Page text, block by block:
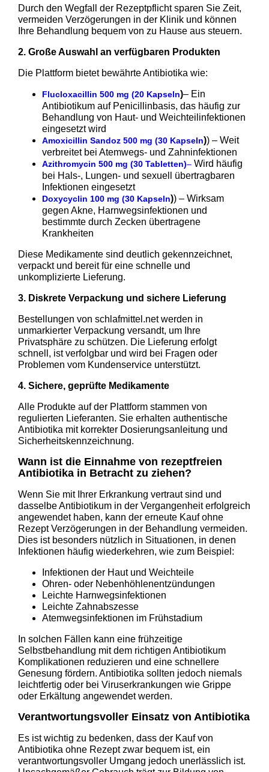
Durch den Wegfall der Rezeptpflicht sparen Sie Zeit,
vermeiden Verzögerungen in der Klinik und können
Ihre Behandlung bequem von zu Hause aus steuern.
2. Große Auswahl an verfügbaren Produkten
Die Plattform bietet bewährte Antibiotika wie:
Flucloxacillin 500 mg (20 Kapseln)– Ein
Antibiotikum auf Penicillinbasis, das häufig zur
Behandlung von Haut- und Weichteilinfektionen
eingesetzt wird
Amoxicillin Sandoz 500 mg (30 Kapseln)) – Weit
verbreitet bei Atemwegs- und Zahninfektionen
Azithromycin 500 mg (30 Tabletten)– Wird häufig
bei Hals-, Lungen- und sexuell übertragbaren
Infektionen eingesetzt
Doxycyclin 100 mg (30 Kapseln)) – Wirksam
gegen Akne, Harnwegsinfektionen und
bestimmte durch Zecken übertragene
Krankheiten
Diese Medikamente sind deutlich gekennzeichnet,
verpackt und bereit für eine schnelle und
unkomplizierte Lieferung.
3. Diskrete Verpackung und sichere Lieferung
Bestellungen von schlafmittel.net werden in
unmarkierter Verpackung versandt, um Ihre
Privatsphäre zu schützen. Die Lieferung erfolgt
schnell, ist verfolgbar und wird bei Fragen oder
Problemen vom Kundenservice unterstützt.
4. Sichere, geprüfte Medikamente
Alle Produkte auf der Plattform stammen von
regulierten Lieferanten. Sie erhalten authentische
Antibiotika mit korrekter Dosierungsanleitung und
Sicherheitskennzeichnung.
Wann ist die Einnahme von rezeptfreien
Antibiotika in Betracht zu ziehen?
Wenn Sie mit Ihrer Erkrankung vertraut sind und
dasselbe Antibiotikum in der Vergangenheit erfolgreich
angewendet haben, kann der erneute Kauf ohne
Rezept Verzögerungen in der Behandlung vermeiden.
Dies ist besonders nützlich in Situationen, in denen
Infektionen häufig wiederkehren, wie zum Beispiel:
Infektionen der Haut und Weichteile
Ohren- oder Nebenhöhlenentzündungen
Leichte Harnwegsinfektionen
Leichte Zahnabszesse
Atemwegsinfektionen im Frühstadium
In solchen Fällen kann eine frühzeitige
Selbstbehandlung mit dem richtigen Antibiotikum
Komplikationen reduzieren und eine schnellere
Genesung fördern. Antibiotika sollten jedoch niemals
leichtfertig oder bei Viruserkrankungen wie Grippe
oder Erkältung angewendet werden.
Verantwortungsvoller Einsatz von Antibiotika
Es ist wichtig zu bedenken, dass der Kauf von
Antibiotika ohne Rezept zwar bequem ist, ein
verantwortungsvoller Umgang jedoch unerlässlich ist.